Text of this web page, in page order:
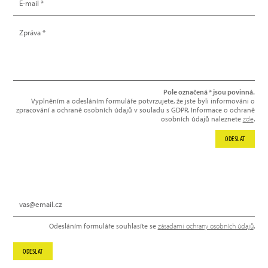
Odesláním formuláře souhlasíte se zásadami ochrany osobních údajů.
ODESLAT
Pole označená * jsou povinná.
Vyplněním a odesláním formuláře potvrzujete, že jste byli informováni o
zpracování a ochraně osobních údajů v souladu s GDPR. Informace o ochraně
osobních údajů naleznete zde.
ODESLAT